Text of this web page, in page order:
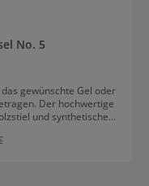
No. 5
gewünschte Gel oder
Der hochwertige
und synthetischen
Preis: